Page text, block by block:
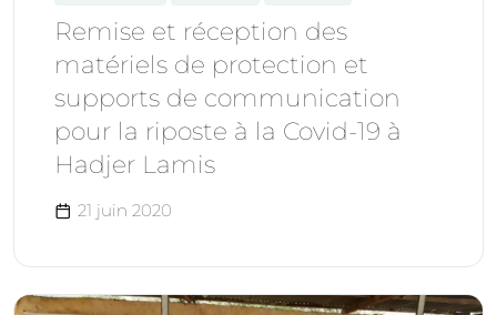
Remise et réception des
matériels de protection et
supports de communication
pour la riposte à la Covid-19 à
Hadjer Lamis
21 juin 2020